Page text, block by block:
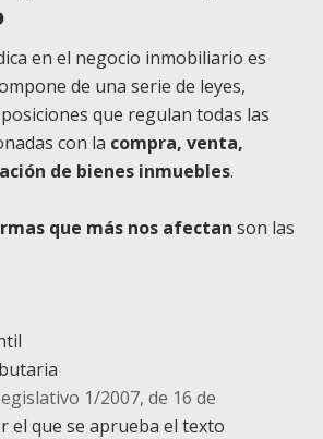
en el negocio inmobiliario es
de una serie de leyes,
que regulan todas las
con la compra, venta,
de bienes inmuebles.
que más nos afectan son las
1/2007, de 16 de
el que se aprueba el texto